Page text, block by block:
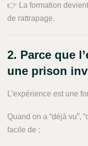
👉 La formation
de rattrapage.
2. Parce que
une prison
L’expérience est une
Quand on a “déjà vu”,
facile de :